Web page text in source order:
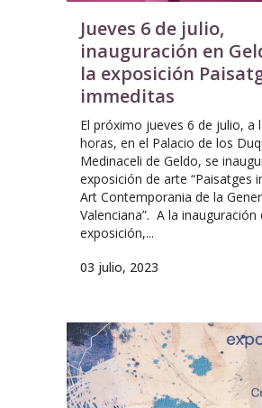
Jueves 6 de julio,
inauguración en
la exposición
immeditas
El próximo jueves 6 de julio, a
horas, en el Palacio de los
Medinaceli de Geldo, se
exposición de arte “Paisatges
Art Contemporania de la
Valenciana”. A la inauguración
exposición,...
03 julio, 2023